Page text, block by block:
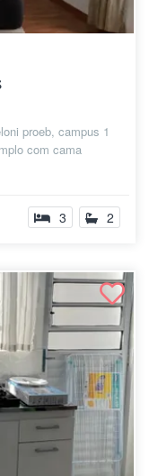
proeb, campus 1
com cama
3 2